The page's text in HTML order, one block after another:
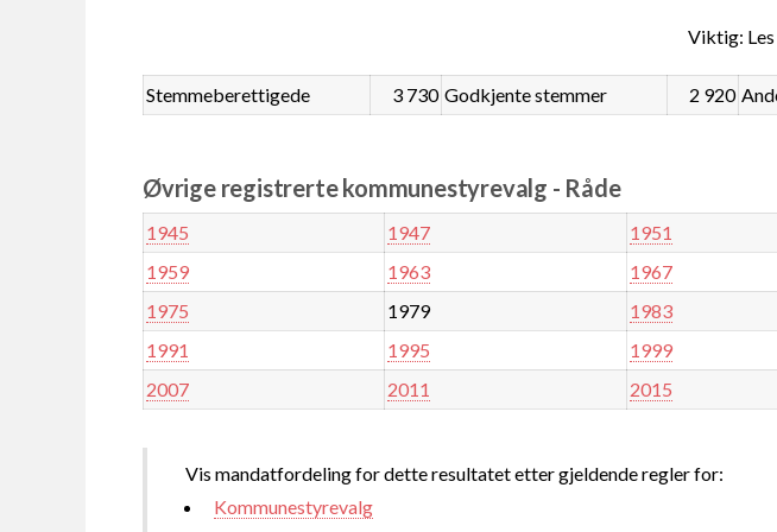
Viktig: Les
Stemmeberettigede 3 730 Godkjente stemmer 2 920
Øvrige registrerte kommunestyrevalg - Råde
1945 1947 1951
1959
1963 1967
1975
1979 1983
1991
1995 1999
2007
2011 2015
Vis mandatfordeling for dette resultatet etter gjeldende regler for:
Kommunestyrevalg